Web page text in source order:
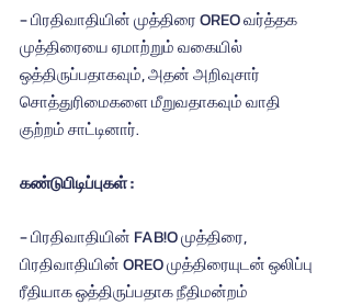
- பிரதிவாதியின் முத்திரை OREO வர்த்தக
முத்திரையை ஏமாற்றும் வகையில்
ஒத்திருப்பதாகவும், அதன் அறிவுசார்
சொத்துரிமைகளை மீறுவதாகவும் வாதி
குற்றம் சாட்டினார்.
கண்டுபிடிப்புகள் :
- பிரதிவாதியின் FAB!O முத்திரை,
பிரதிவாதியின் OREO முத்திரையுடன் ஒலிப்பு
ரீதியாக ஒத்திருப்பதாக நீதிமன்றம்